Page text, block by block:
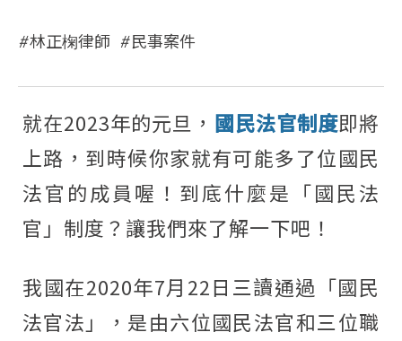
林正椈律師 民事案件
就在2023年的元旦， 國民法官制度即將
上路，到時候你家就有可能多了位國民
法官的成員喔！到底什麼是「國民法
官」制度？讓我們來了解一下吧！
我國在2020年7月22日三讀通過「國民
法官法」，是由六位國民法官和三位職